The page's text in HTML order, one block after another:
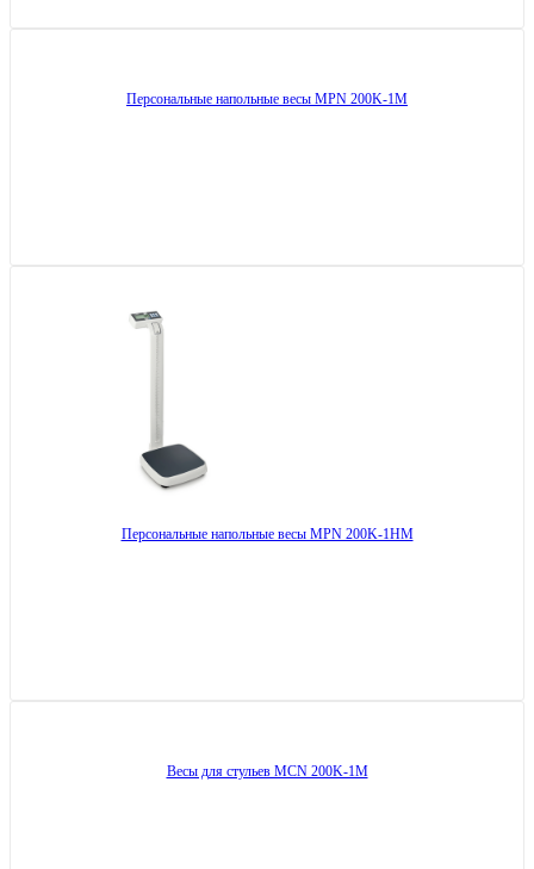
Персональные напольные весы MPN 200K-1M
Персональные напольные весы MPN 200K-1HM
Весы для стульев MCN 200K-1M